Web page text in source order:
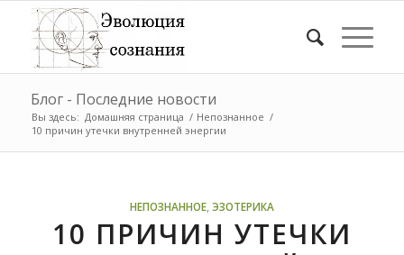
Блог - Последние новости
Вы здесь: Домашняя страница / Непознанное /
10 причин утечки внутренней энергии
НЕПОЗНАННОЕ, ЭЗОТЕРИКА
10 ПРИЧИН УТЕЧКИ